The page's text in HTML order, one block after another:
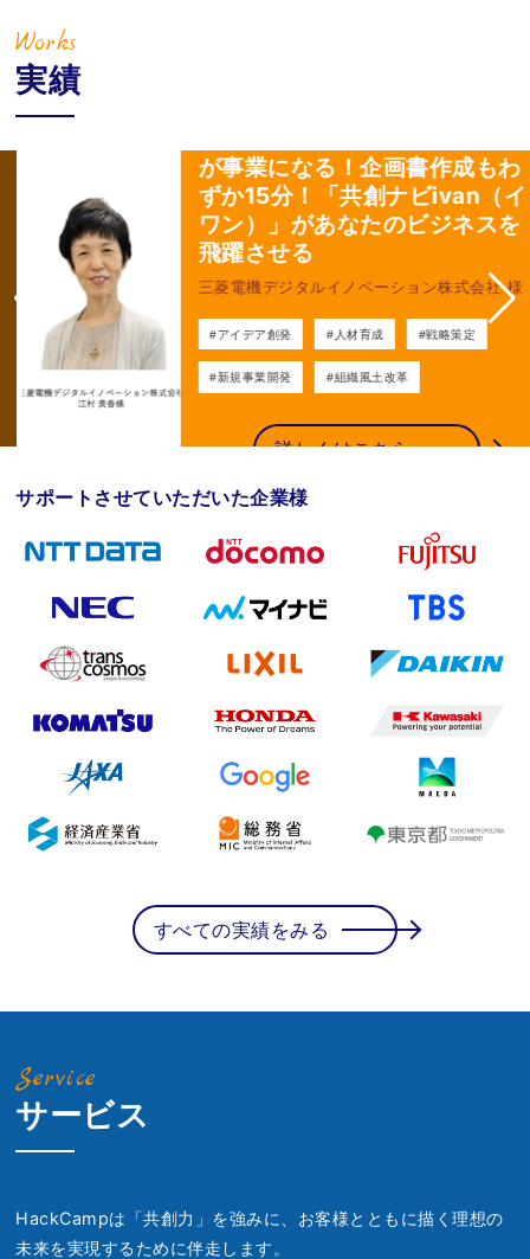
Works
実績
が事業になる！企画書作成もわ
ずか15分！「共創ナビivan（イ
ワン）」があなたのビジネスを
飛躍させる
三菱電機デジタルイノベーション株式会社 様
#アイデア創発 #人材育成 #戦略策定
#新規事業開発 #組織風土改革
詳しくはこちら
サポートさせていただいた企業様
すべての実績をみる
Service
サービス
HackCampは「共創力」を強みに、お客様とともに描く理想の
未来を実現するために伴走します。